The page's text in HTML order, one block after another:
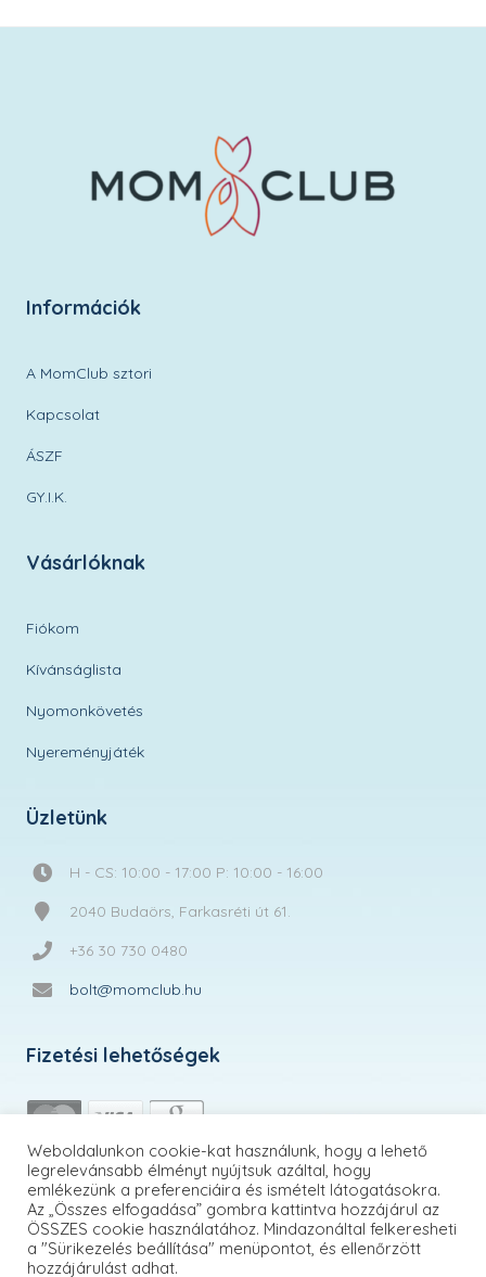
Információk
A MomClub sztori
Kapcsolat
ÁSZF
GY.I.K.
Vásárlóknak
Fiókom
Kívánságlista
Nyomonkövetés
Nyereményjáték
Üzletünk
H - CS: 10:00 - 17:00 P: 10:00 - 16:00
2040 Budaörs, Farkasréti út 61.
+36 30 730 0480
bolt@momclub.hu
Fizetési lehetőségek
Weboldalunkon cookie-kat használunk, hogy a lehető
legrelevánsabb élményt nyújtsuk azáltal, hogy
emlékezünk a preferenciáira és ismételt látogatásokra.
Az „Összes elfogadása” gombra kattintva hozzájárul az
ÖSSZES cookie használatához. Mindazonáltal felkeresheti
a "Sürikezelés beállítása" menüpontot, és ellenőrzött
hozzájárulást adhat.